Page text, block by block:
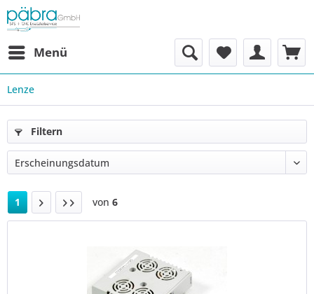
Menü
Lenze
Filtern
1 von 6